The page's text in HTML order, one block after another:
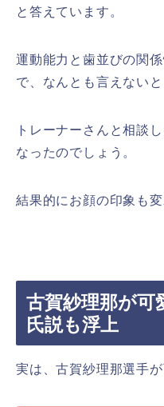
と答えています。
運動能力と歯並びの関
で、なんとも言えない
トレーナーさんと相談
なったのでしょう。
結果的にお顔の印象も
古賀紗理那が可
氏説も浮上
実は、古賀紗理那選手